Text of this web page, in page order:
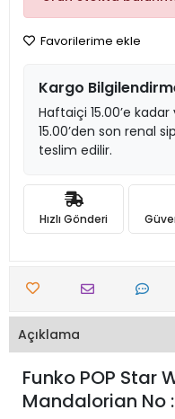
Favorilerime ekle
Kargo
Haftaiçi 15.00’e
15.00’den son renal
teslim edilir.
Hızlı Gönderi
Açıklama
Funko POP Star
Mandalorian No